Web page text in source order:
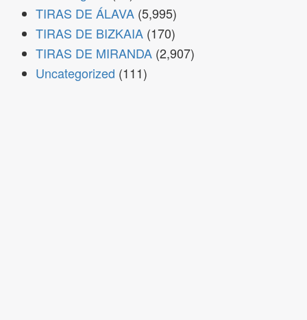
TIRAS DE ÁLAVA (5,995)
TIRAS DE BIZKAIA (170)
TIRAS DE MIRANDA (2,907)
Uncategorized (111)